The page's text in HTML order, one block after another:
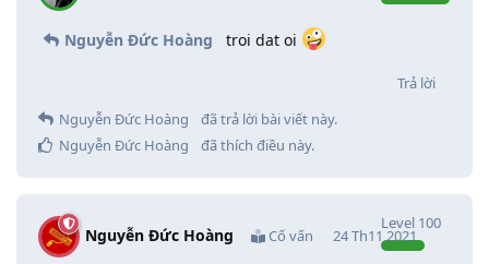
Nguyễn Đức Hoàng troi dat oi
Trả lời
Nguyễn Đức Hoàng
đã trả lời bài viết này.
Nguyễn Đức Hoàng
đã thích điều này.
Nguyễn Đức Hoàng Cố vấn
Level 100
24 Th11 2021